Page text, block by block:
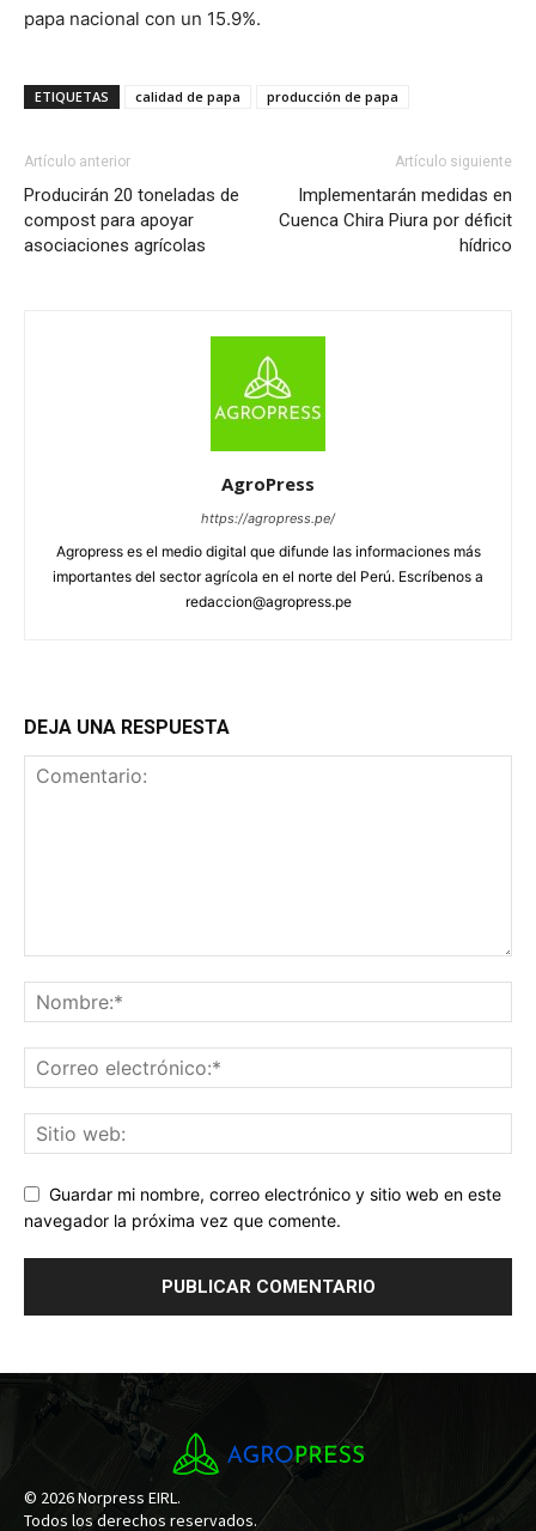
papa nacional con un 15.9%.
ETIQUETAS calidad de papa producción de papa
Artículo anterior
Producirán 20 toneladas de
compost para apoyar
asociaciones agrícolas
Artículo siguiente
Implementarán medidas en
Cuenca Chira Piura por déficit
hídrico
AgroPress
https://agropress.pe/
Agropress es el medio digital que difunde las informaciones más
importantes del sector agrícola en el norte del Perú. Escríbenos a
redaccion@agropress.pe
DEJA UNA RESPUESTA
Guardar mi nombre, correo electrónico y sitio web en este
navegador la próxima vez que comente.
© 2026 Norpress EIRL.
Todos los derechos reservados.